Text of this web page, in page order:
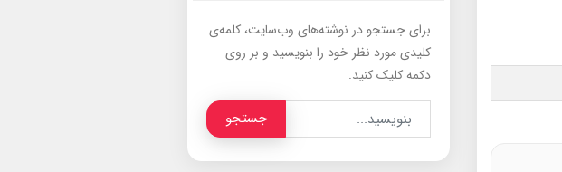
برای جستجو در نوشته‌های وب‌سایت، کلمه‌ی
کلیدی مورد نظر خود را بنویسید و بر روی
دکمه کلیک کنید.
جستجو